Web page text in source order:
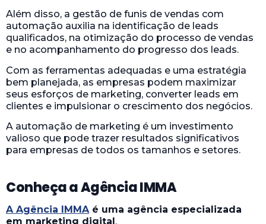
Além disso, a gestão de funis de vendas com
automação auxilia na identificação de leads
qualificados, na otimização do processo de vendas
e no acompanhamento do progresso dos leads.
Com as ferramentas adequadas e uma estratégia
bem planejada, as empresas podem maximizar
seus esforços de marketing, converter leads em
clientes e impulsionar o crescimento dos negócios.
A automação de marketing é um investimento
valioso que pode trazer resultados significativos
para empresas de todos os tamanhos e setores.
Conheça a Agência IMMA
A Agência IMMAé uma agência especializada
em marketing digital.